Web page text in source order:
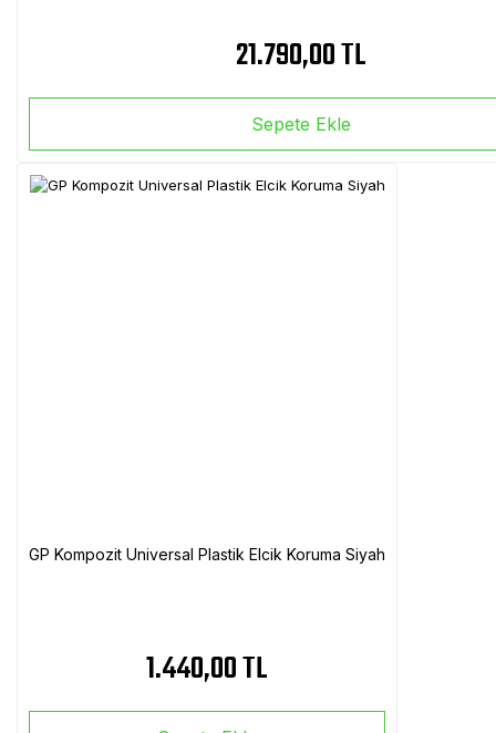
21.790,00 TL
Sepete Ekle
GP Kompozit Universal Plastik Elcik Koruma Siyah
1.440,00 TL